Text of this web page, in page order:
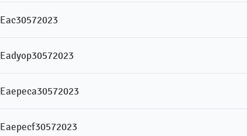
Eac30572023
Eadyop30572023
Eaepeca30572023
Eaepecf30572023